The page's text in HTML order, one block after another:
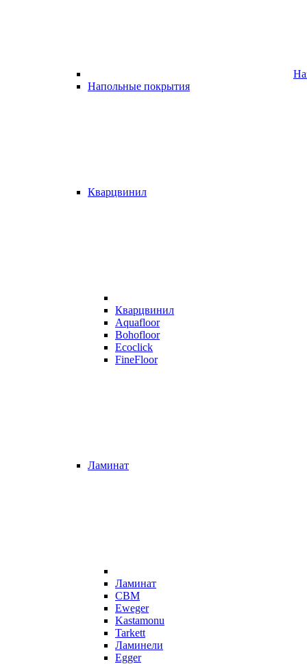
Напольные покрытия
Кварцвинил
Кварцвинил
Aquafloor
Bohofloor
Ecoclick
FineFloor
Ламинат
Ламинат
CBM
Eweger
Kastamonu
Tarkett
Ламинели
Egger